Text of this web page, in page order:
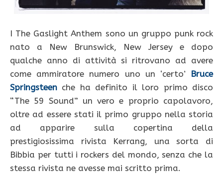
I The Gaslight Anthem sono un gruppo punk rock
nato a New Brunswick, New Jersey e dopo
qualche anno di attività si ritrovano ad avere
come ammiratore numero uno un ‘certo’ Bruce
Springsteen che ha definito il loro primo disco
“The 59 Sound” un vero e proprio capolavoro,
oltre ad essere stati il primo gruppo nella storia
ad apparire sulla copertina della
prestigiosissima rivista Kerrang, una sorta di
Bibbia per tutti i rockers del mondo, senza che la
stessa rivista ne avesse mai scritto prima.